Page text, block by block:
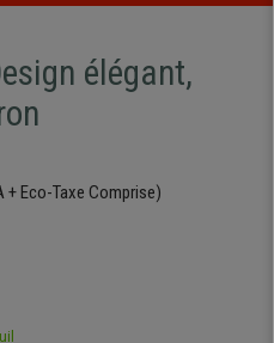
élégant,
+ Eco-Taxe Comprise)